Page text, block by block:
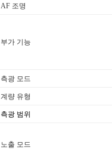
AF 조명
부가 기능
측광 모드
계량 유형
측광 범위
노출 모드